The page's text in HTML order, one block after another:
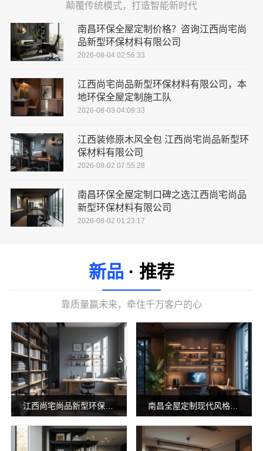
颠覆传统模式，打造智能新时代
南昌环保全屋定制价格？咨询江西尚宅尚
品新型环保材料有限公司
2026-08-04 02:56:33
江西尚宅尚品新型环保材料有限公司，本
地环保全屋定制施工队
2026-08-03 04:09:33
江西装修原木风全包 江西尚宅尚品新型环
保材料有限公司
2026-08-02 07:55:28
南昌环保全屋定制口碑之选江西尚宅尚品
新型环保材料有限公司
2026-08-02 01:23:17
新品 · 推荐
靠质量赢未来，牵住千万客户的心
江西尚宅尚品新型环保材料有限公司江西全屋定制简欧公司 南昌全屋定制现代风格施工队，尚宅尚品环保